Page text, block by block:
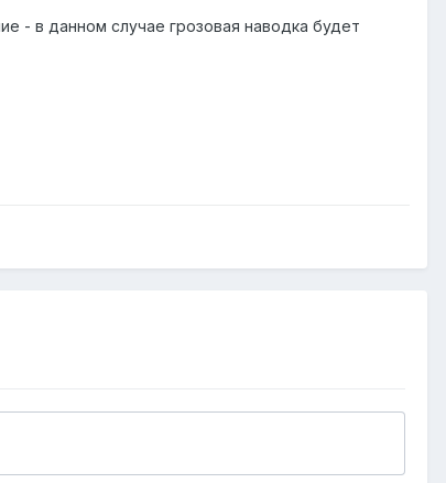
- в данном случае грозовая наводка будет